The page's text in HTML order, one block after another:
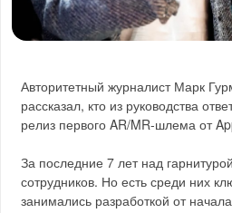
Авторитетный журналист Марк
рассказал, кто из руководства
релиз первого AR/MR-шлема от
За последние 7 лет над
сотрудников. Но есть среди них
занимались разработкой от